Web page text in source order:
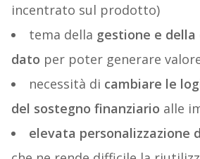
incentrato sul prodotto)
tema della gestione e della
dato per poter generare
necessità di cambiare le
del sostegno finanziario alle
elevata personalizzazione